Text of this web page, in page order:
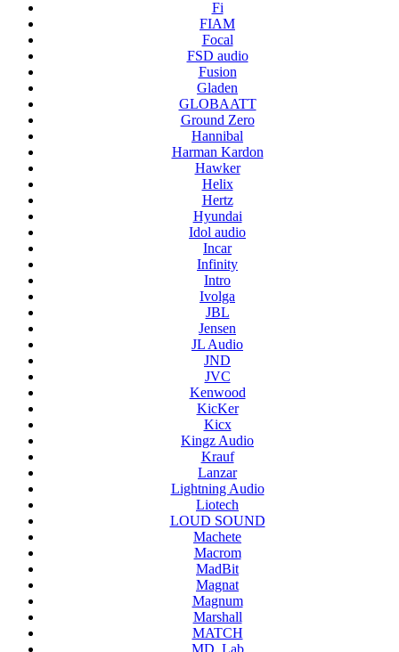
Fi
FIAM
Focal
FSD audio
Fusion
Gladen
GLOBAATT
Ground Zero
Hannibal
Harman Kardon
Hawker
Helix
Hertz
Hyundai
Idol audio
Incar
Infinity
Intro
Ivolga
JBL
Jensen
JL Audio
JND
JVC
Kenwood
KicKer
Kicx
Kingz Audio
Krauf
Lanzar
Lightning Audio
Liotech
LOUD SOUND
Machete
Macrom
MadBit
Magnat
Magnum
Marshall
MATCH